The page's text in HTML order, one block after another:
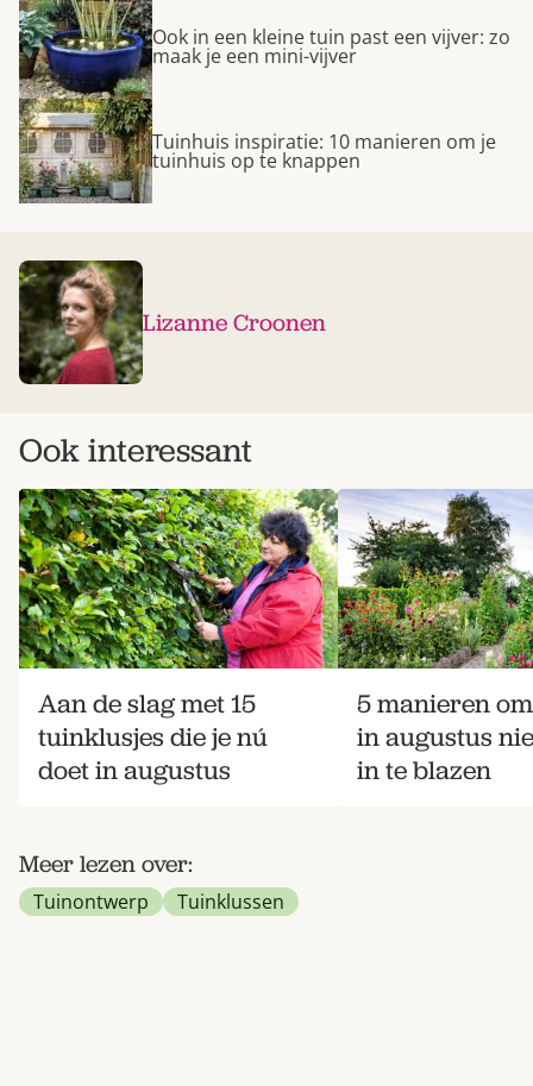
Ook in een kleine tuin past een vijver: zo
maak je een mini-vijver
Tuinhuis inspiratie: 10 manieren om je
tuinhuis op te knappen
Lizanne Croonen
Ook interessant
Aan de slag met 15
tuinklusjes die je nú
doet in augustus
5 manieren
in augustus
in te blazen
Meer lezen over:
Tuinontwerp Tuinklussen